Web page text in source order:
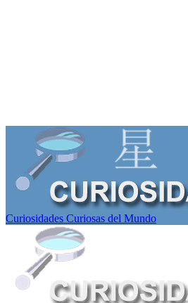
Curiosidades Curiosas del Mundo